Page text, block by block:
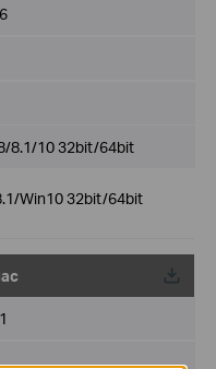
8.1/10 32bit/64bit
Win10 32bit/64bit